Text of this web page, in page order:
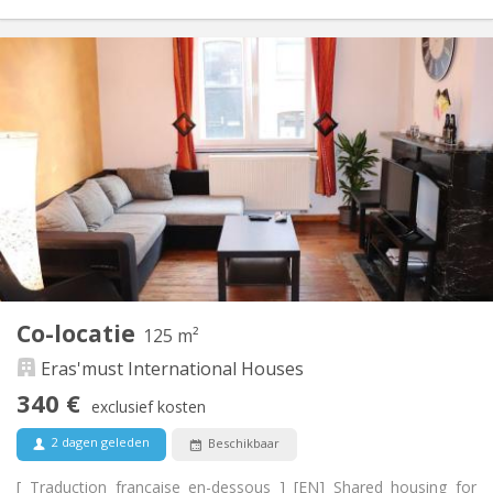
Praktische Informatie
Huur:
340 €
Kosten:
Duur:
12 maanden
Domiciliëring:
Nee
Inrichting
Badkamer:
Gemeenschappelijk
Keuken:
Gemeenschappelijk
Oppervlakte:
75 m
2
Private kamers:
2
Rustig, ernstig, hartelijk, gemeenschappelijk
Nee
Co-locatie 125 m²
Eras'must International Houses
340 € exclusief kosten
2 dagen geleden Beschikbaar
[ Traduction française en-dessous ] [EN] Shared housing for